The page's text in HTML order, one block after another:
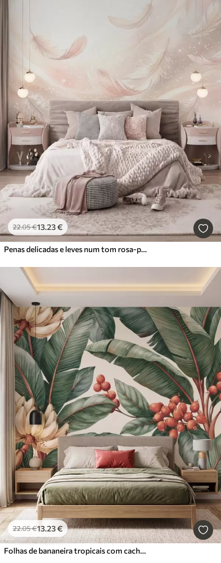
22.05€13 .23€
22.05€13 .23€